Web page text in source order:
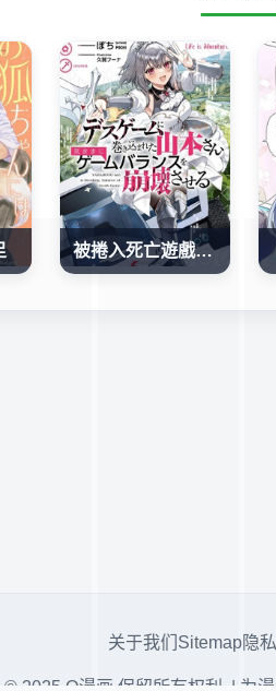
被捲入死亡遊戲的山本小姐，正隨心所欲地摧毀遊戲平衡
关于我们 Sitemap隐
© 2025 Q漫画 保留所有权利. | 为